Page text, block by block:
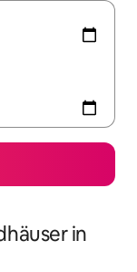
in